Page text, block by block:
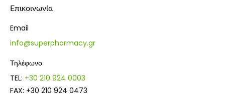
Επικοινωνία
Email
info@superpharmacy.gr
Τηλέφωνο
TEL: +30 210 924 0003
FAX: +30 210 924 0473